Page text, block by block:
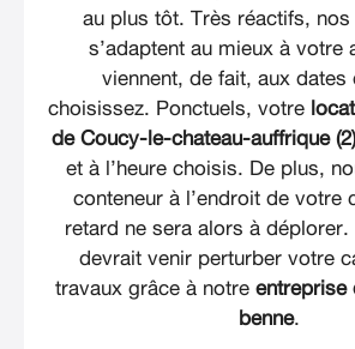
au plus tôt. Très réactifs, nos
s’adaptent au mieux à votre
viennent, de fait, aux dates
choisissez. Ponctuels, votre
de Coucy-le-chateau-auffrique (2)
et à l’heure choisis. De plus,
conteneur à l’endroit de votre
retard ne sera alors à déplorer.
devrait venir perturber votre
travaux grâce à notre entreprise
benne.